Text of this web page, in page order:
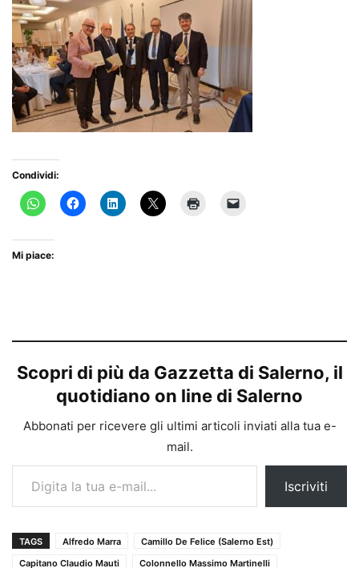
Condividi:
Mi piace:
Scopri di più da Gazzetta di Salerno, il
quotidiano on line di Salerno
Abbonati per ricevere gli ultimi articoli inviati alla tua e-
mail.
Digita la tua e-mail...
Iscriviti
TAGS Alfredo Marra
Camillo De Felice (Salerno Est)
Capitano Claudio Mauti
Colonnello Massimo Martinelli